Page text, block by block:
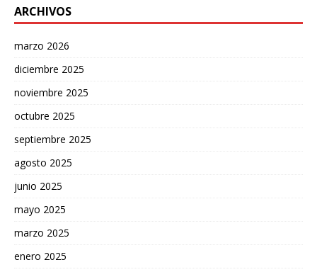
ARCHIVOS
marzo 2026
diciembre 2025
noviembre 2025
octubre 2025
septiembre 2025
agosto 2025
junio 2025
mayo 2025
marzo 2025
enero 2025